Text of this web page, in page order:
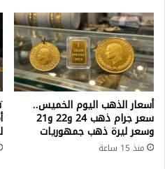
أسعار الذهب اليوم الخميس..
سعر جرام ذهب 24 و22 و21
وسعر ليرة ذهب جمهوريات
منذ 15 ساعة